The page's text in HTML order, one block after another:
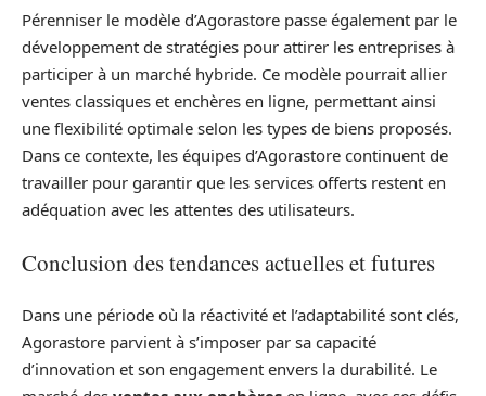
Pérenniser le modèle d’Agorastore passe également par le
développement de stratégies pour attirer les entreprises à
participer à un marché hybride. Ce modèle pourrait allier
ventes classiques et enchères en ligne, permettant ainsi
une flexibilité optimale selon les types de biens proposés.
Dans ce contexte, les équipes d’Agorastore continuent de
travailler pour garantir que les services offerts restent en
adéquation avec les attentes des utilisateurs.
Conclusion des tendances actuelles et futures
Dans une période où la réactivité et l’adaptabilité sont clés,
Agorastore parvient à s’imposer par sa capacité
d’innovation et son engagement envers la durabilité. Le